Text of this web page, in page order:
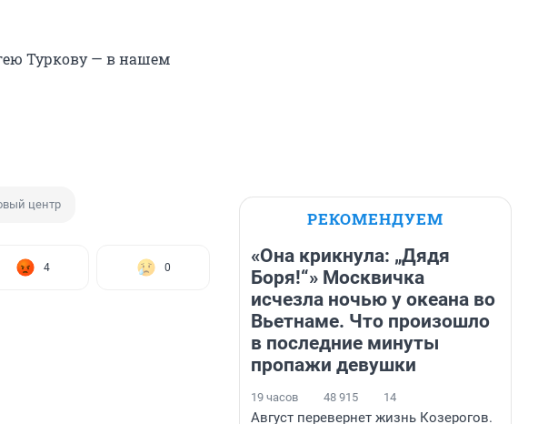
Туркову — в нашем
центр
4 0
РЕКОМЕНДУЕМ
«Она крикнула: „Дядя
Боря!“» Москвичка
исчезла ночью у океана во
Вьетнаме. Что произошло
в последние минуты
пропажи девушки
19 часов 48 915 14
Август перевернет жизнь Козерогов.